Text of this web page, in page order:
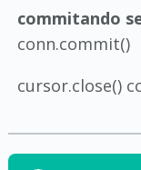
commitando
conn.commit()
cursor.close()